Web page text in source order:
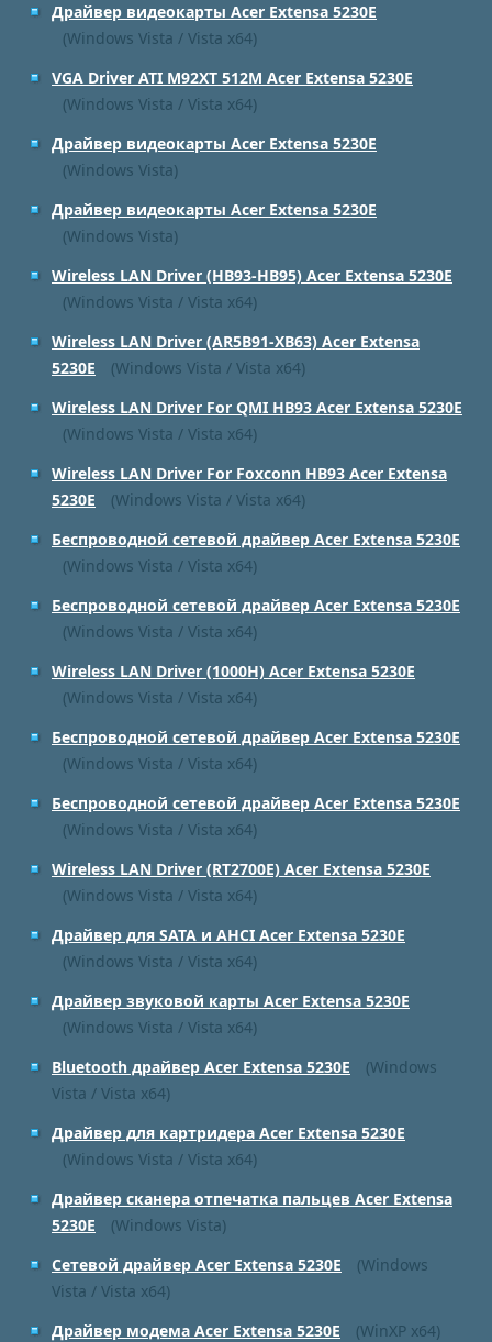
Драйвер видеокарты Acer Extensa 5230E
(Windows Vista / Vista x64)
VGA Driver ATI M92XT 512M Acer Extensa 5230E
(Windows Vista / Vista x64)
Драйвер видеокарты Acer Extensa 5230E
(Windows Vista)
Драйвер видеокарты Acer Extensa 5230E
(Windows Vista)
Wireless LAN Driver (HB93-HB95) Acer Extensa 5230E
(Windows Vista / Vista x64)
Wireless LAN Driver (AR5B91-XB63) Acer Extensa
5230E
(Windows Vista / Vista x64)
Wireless LAN Driver For QMI HB93 Acer Extensa 5230E
(Windows Vista / Vista x64)
Wireless LAN Driver For Foxconn HB93 Acer Extensa
5230E
(Windows Vista / Vista x64)
Беспроводной сетевой драйвер Acer Extensa 5230E
(Windows Vista / Vista x64)
Беспроводной сетевой драйвер Acer Extensa 5230E
(Windows Vista / Vista x64)
Wireless LAN Driver (1000H) Acer Extensa 5230E
(Windows Vista / Vista x64)
Беспроводной сетевой драйвер Acer Extensa 5230E
(Windows Vista / Vista x64)
Беспроводной сетевой драйвер Acer Extensa 5230E
(Windows Vista / Vista x64)
Wireless LAN Driver (RT2700E) Acer Extensa 5230E
(Windows Vista / Vista x64)
Драйвер для SATA и AHCI Acer Extensa 5230E
(Windows Vista / Vista x64)
Драйвер звуковой карты Acer Extensa 5230E
(Windows Vista / Vista x64)
Bluetooth драйвер Acer Extensa 5230E
(Windows
Vista / Vista x64)
Драйвер для картридера Acer Extensa 5230E
(Windows Vista / Vista x64)
Драйвер сканера отпечатка пальцев Acer Extensa
5230E
(Windows Vista)
Сетевой драйвер Acer Extensa 5230E
(Windows
Vista / Vista x64)
Драйвер модема Acer Extensa 5230E
(WinXP x64)